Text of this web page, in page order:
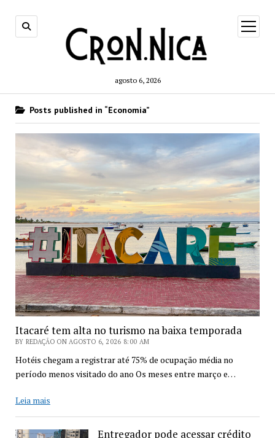
agosto 6, 2026
open
menu
Posts published in “Economia”
Itacaré tem alta no turismo na baixa temporada
BY REDAÇÃO ON AGOSTO 6, 2026 8:00 AM
Hotéis chegam a registrar até 75% de ocupação média no
período menos visitado do ano Os meses entre março e…
Leia maisItacaré
Entregador pode acessar crédito